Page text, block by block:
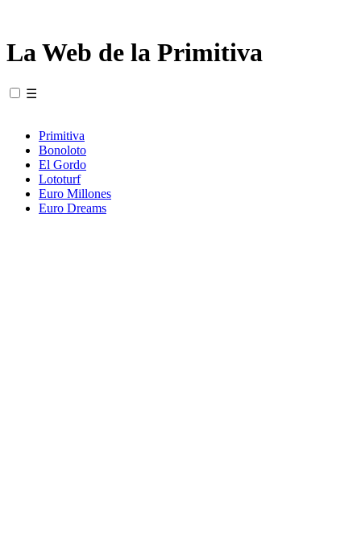
La Web de la Primitiva
☰
Primitiva
Bonoloto
El Gordo
Lototurf
Euro Millones
Euro Dreams